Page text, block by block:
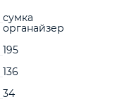
сумка
органайзер
195
136
34